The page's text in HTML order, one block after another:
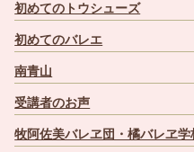
初めてのトウシューズ
初めてのバレエ
南青山
受講者のお声
牧阿佐美バレヱ団・橘バレヱ学